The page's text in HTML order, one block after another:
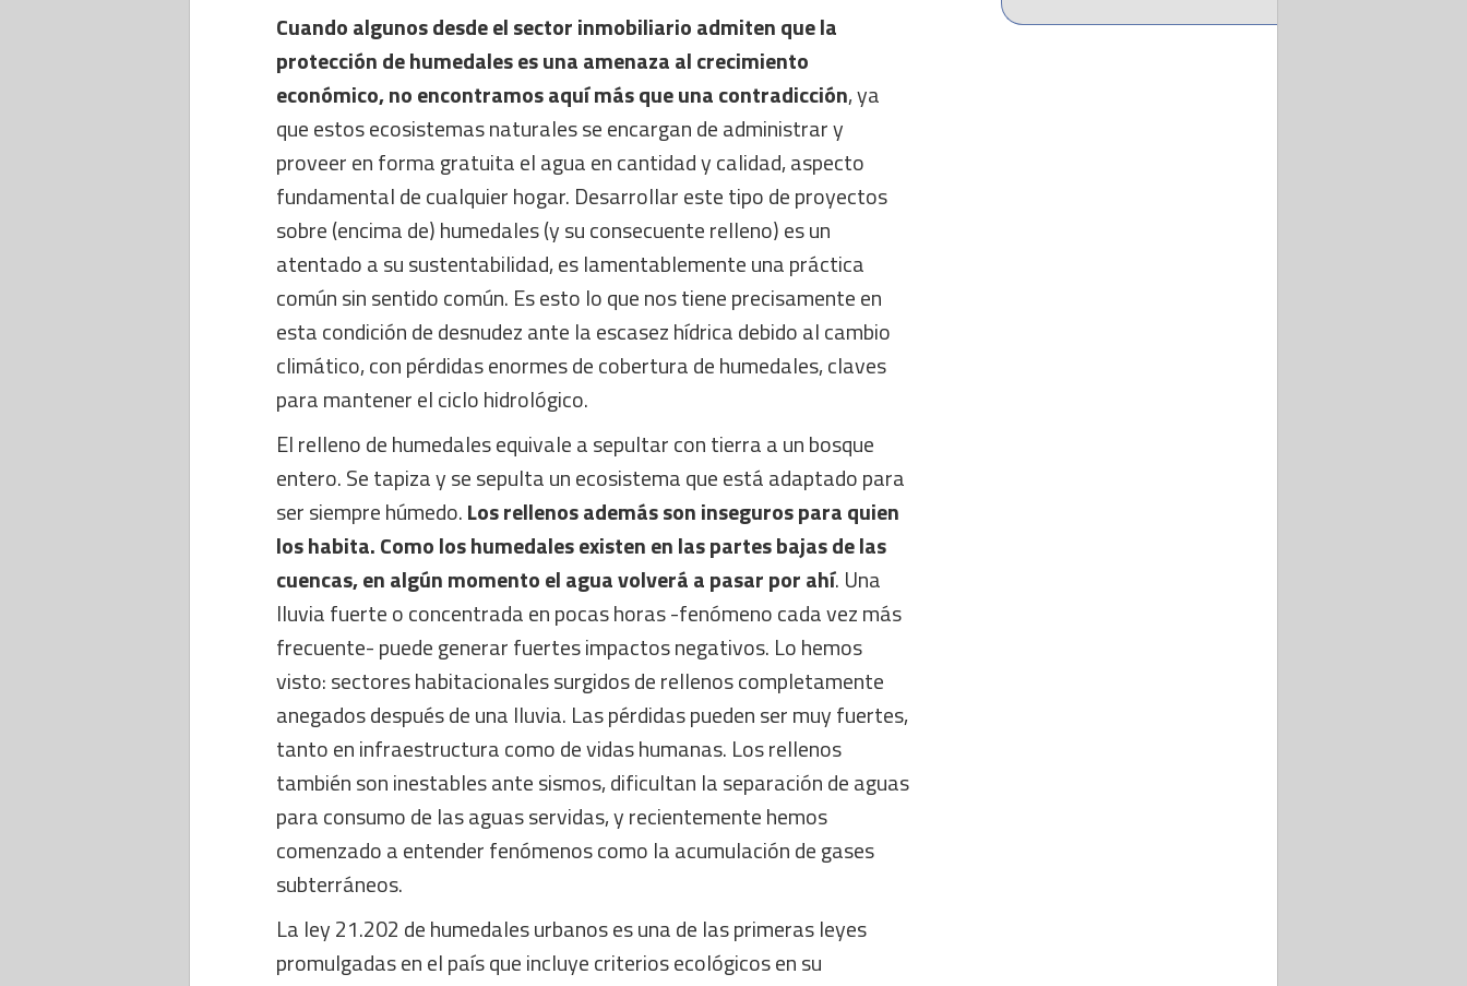
Cuando algunos desde el sector inmobiliario admiten que la
protección de humedales es una amenaza al crecimiento
económico, no encontramos aquí más que una contradicción, ya
que estos ecosistemas naturales se encargan de administrar y
proveer en forma gratuita el agua en cantidad y calidad, aspecto
fundamental de cualquier hogar. Desarrollar este tipo de proyectos
sobre (encima de) humedales (y su consecuente relleno) es un
atentado a su sustentabilidad, es lamentablemente una práctica
común sin sentido común. Es esto lo que nos tiene precisamente en
esta condición de desnudez ante la escasez hídrica debido al cambio
climático, con pérdidas enormes de cobertura de humedales, claves
para mantener el ciclo hidrológico.
El relleno de humedales equivale a sepultar con tierra a un bosque
entero. Se tapiza y se sepulta un ecosistema que está adaptado para
ser siempre húmedo.Los rellenos además son inseguros para quien
los habita. Como los humedales existen en las partes bajas de las
cuencas, en algún momento el agua volverá a pasar por ahí. Una
lluvia fuerte o concentrada en pocas horas -fenómeno cada vez más
frecuente- puede generar fuertes impactos negativos. Lo hemos
visto: sectores habitacionales surgidos de rellenos completamente
anegados después de una lluvia. Las pérdidas pueden ser muy fuertes,
tanto en infraestructura como de vidas humanas. Los rellenos
también son inestables ante sismos, dificultan la separación de aguas
para consumo de las aguas servidas, y recientemente hemos
comenzado a entender fenómenos como la acumulación de gases
subterráneos.
La ley 21.202 de humedales urbanos es una de las primeras leyes
promulgadas en el país que incluye criterios ecológicos en su